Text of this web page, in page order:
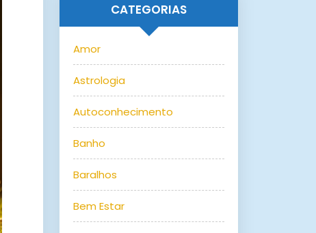
CATEGORIAS
Amor
Astrologia
Autoconhecimento
Banho
Baralhos
Bem Estar